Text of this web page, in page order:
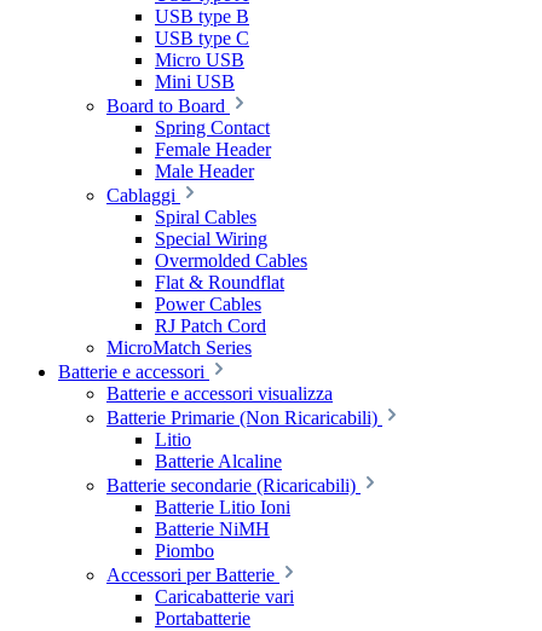
USB type B
USB type C
Micro USB
Mini USB
Board to Board
Spring Contact
Female Header
Male Header
Cablaggi
Spiral Cables
Special Wiring
Overmolded Cables
Flat & Roundflat
Power Cables
RJ Patch Cord
MicroMatch Series
Batterie e accessori
Batterie e accessori visualizza
Batterie Primarie (Non Ricaricabili)
Litio
Batterie Alcaline
Batterie secondarie (Ricaricabili)
Batterie Litio Ioni
Batterie NiMH
Piombo
Accessori per Batterie
Caricabatterie vari
Portabatterie